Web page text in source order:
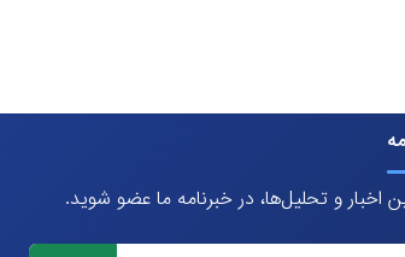
اخبار و تحلیل‌ها، در خبرنامه ما عضو شوید.